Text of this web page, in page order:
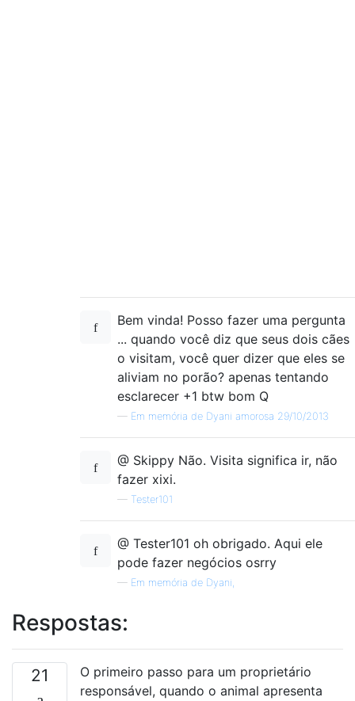
Bem vinda! Posso fazer uma pergunta
... quando você diz que seus dois cães
o visitam, você quer dizer que eles se
aliviam no porão? apenas tentando
esclarecer +1 btw bom Q
— Em memória de Dyani amorosa 29/10/2013
@ Skippy Não. Visita significa ir, não
fazer xixi.
— Tester101
@ Tester101 oh obrigado. Aqui ele
pode fazer negócios osrry
— Em memória de Dyani,
Respostas:
21
O primeiro passo para um proprietário
responsável, quando o animal apresenta